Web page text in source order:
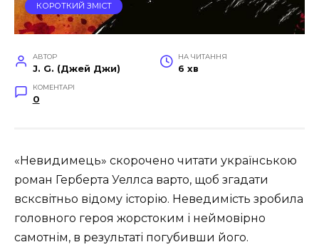
КОРОТКИЙ ЗМІСТ
АВТОР
J. G. (Джей Джи)
НА ЧИТАННЯ
6 хв
КОМЕНТАРІ
0
«Невидимець» скорочено читати українською
роман Герберта Уеллса варто, щоб згадати
всксвітньо відому історію. Неведимість зробила
головного героя жорстоким і неймовірно
самотнім, в результаті погубивши його.